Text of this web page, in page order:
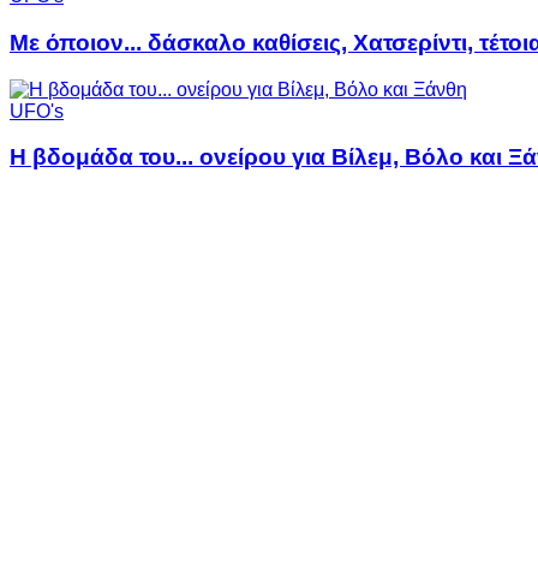
Με όποιον... δάσκαλο καθίσεις, Χατσερίντι,
UFO's
Η βδομάδα του... ονείρου για Βίλεμ, Βόλο και